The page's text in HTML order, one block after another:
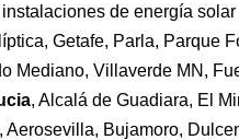
de energía solar
Getafe, Parla, Parque
Mediano, Villaverde MN,
, Alcalá de Guadiara, El
Bujamoro,